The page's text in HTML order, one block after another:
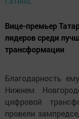
Вице-премьер
лидеров среди
трансформации
Благодарность
Нижнем
цифровой
провели